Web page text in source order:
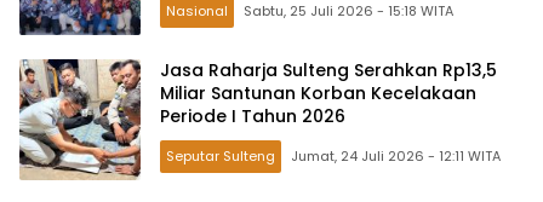
Nasional Sabtu, 25 Juli 2026 - 15:18 WITA
Jasa Raharja Sulteng Serahkan Rp13,5
Miliar Santunan Korban Kecelakaan
Periode I Tahun 2026
Seputar Sulteng Jumat, 24 Juli 2026 - 12:11 WITA